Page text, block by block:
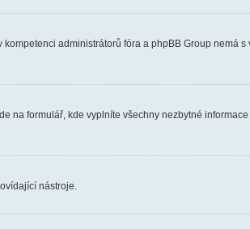
administrátorů fóra a phpBB Group nemá
na formulář, kde vyplníte všechny nezbytné
nástroje.